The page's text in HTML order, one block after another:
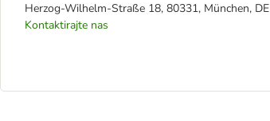
Herzog-Wilhelm-Straße 18, 80331, München, DE
Kontaktirajte nas